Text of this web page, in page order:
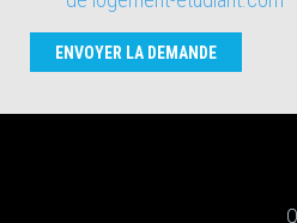
ENVOYER LA DEMANDE